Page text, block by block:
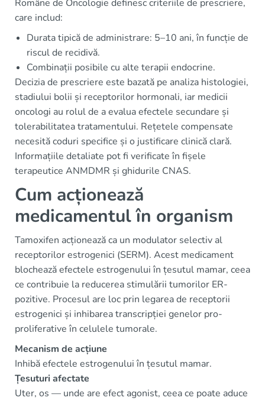
Române de Oncologie definesc criteriile de prescriere,
care includ:
Durata tipică de administrare: 5–10 ani, în funcție de
riscul de recidivă.
Combinații posibile cu alte terapii endocrine.
Decizia de prescriere este bazată pe analiza histologiei,
stadiului bolii și receptorilor hormonali, iar medicii
oncologi au rolul de a evalua efectele secundare și
tolerabilitatea tratamentului. Rețetele compensate
necesită coduri specifice și o justificare clinică clară.
Informațiile detaliate pot fi verificate în fișele
terapeutice ANMDMR și ghidurile CNAS.
Cum acționează
medicamentul în organism
Tamoxifen acționează ca un modulator selectiv al
receptorilor estrogenici (SERM). Acest medicament
blochează efectele estrogenului în țesutul mamar, ceea
ce contribuie la reducerea stimulării tumorilor ER-
pozitive. Procesul are loc prin legarea de receptorii
estrogenici și inhibarea transcripției genelor pro-
proliferative în celulele tumorale.
Mecanism de acțiune
Inhibă efectele estrogenului în țesutul mamar.
Țesuturi afectate
Uter, os — unde are efect agonist, ceea ce poate aduce